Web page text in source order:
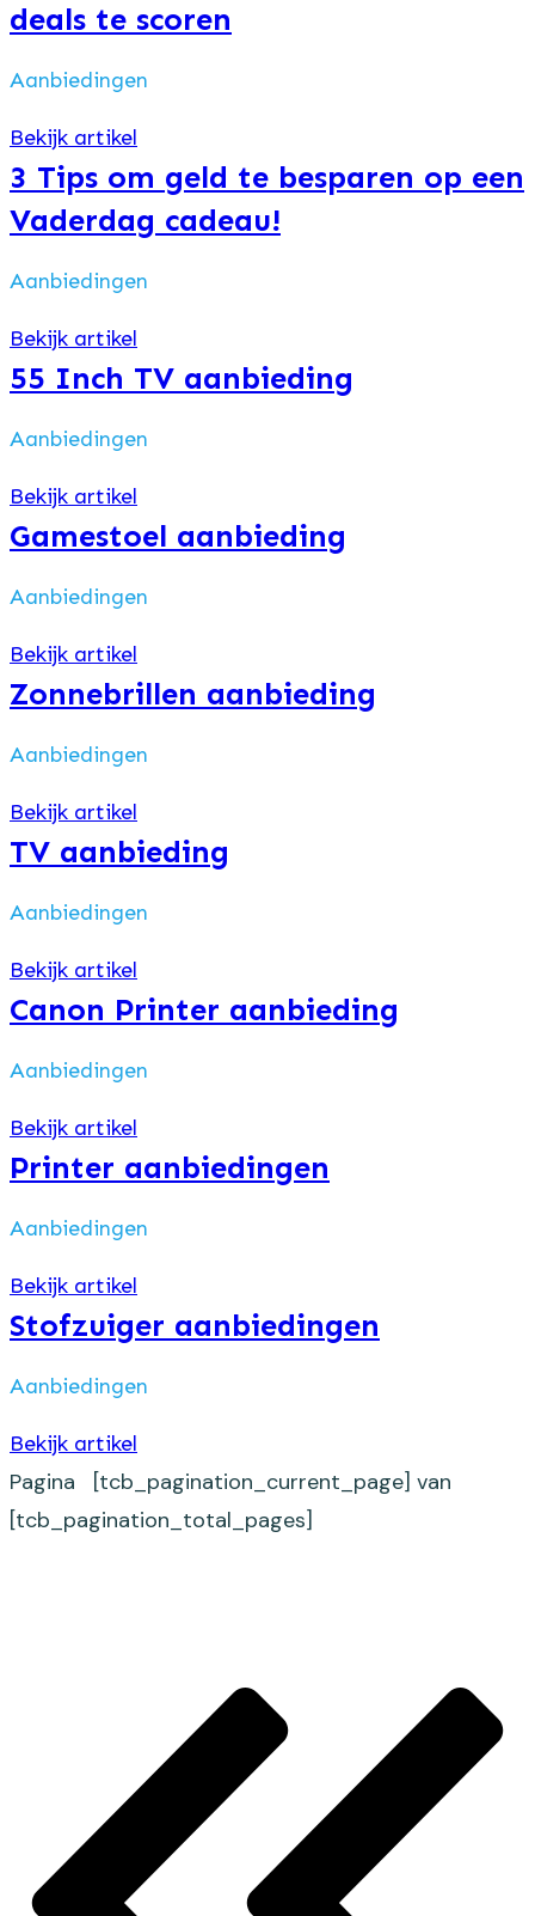
deals te scoren
Aanbiedingen
Bekijk artikel
3 Tips om geld te besparen op een
Vaderdag cadeau!
Aanbiedingen
Bekijk artikel
55 Inch TV aanbieding
Aanbiedingen
Bekijk artikel
Gamestoel aanbieding
Aanbiedingen
Bekijk artikel
Zonnebrillen aanbieding
Aanbiedingen
Bekijk artikel
TV aanbieding
Aanbiedingen
Bekijk artikel
Canon Printer aanbieding
Aanbiedingen
Bekijk artikel
Printer aanbiedingen
Aanbiedingen
Bekijk artikel
Stofzuiger aanbiedingen
Aanbiedingen
Bekijk artikel
Pagina [tcb_pagination_current_page] van
[tcb_pagination_total_pages]